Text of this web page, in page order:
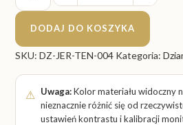
Jersey
Tencel
004
-
Miękka,
DODAJ DO KOSZYKA
SKU:DZ-JER-TEN-004 Kategoria:
Uwaga:Kolor materiału widoczny
nieznacznie różnić się od
ustawień kontrastu i kalibracji